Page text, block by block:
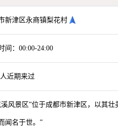
新津区永商镇梨花村
间：00:00-24:00
近期来过
溪风景区”位于成都市新津区，以其
闻名于世。”